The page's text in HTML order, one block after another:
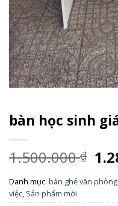
bàn học sinh
1.500.000₫
Danh mục: bàn ghế văn
việc, Sản phẩm mới